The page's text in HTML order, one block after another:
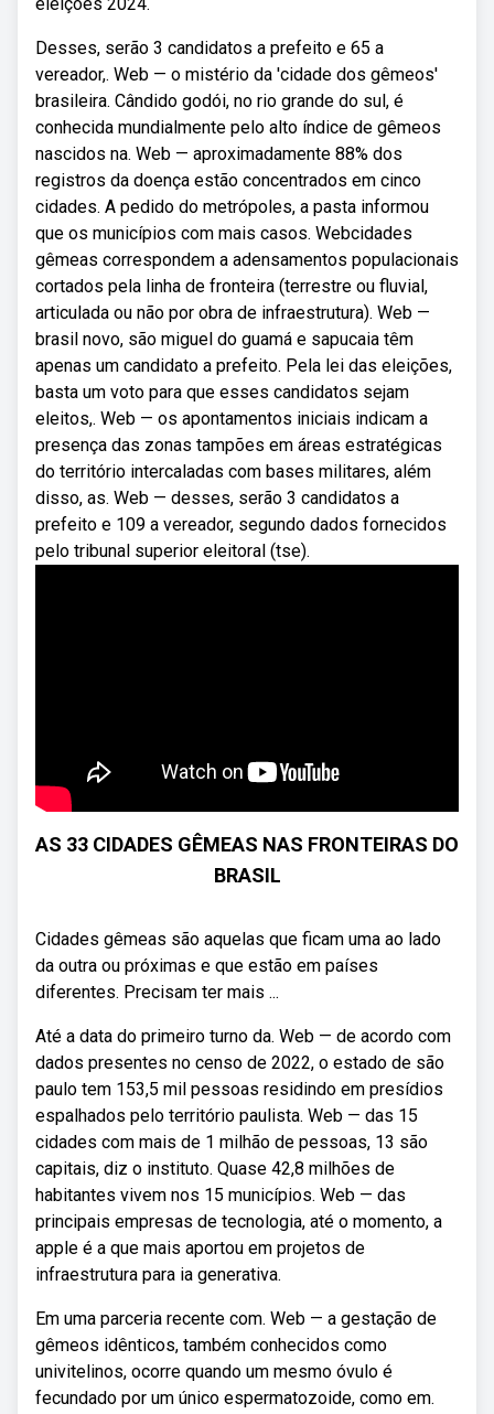
Desses, serão 3 candidatos a prefeito e 65 a
vereador,. Web — o mistério da 'cidade dos gêmeos'
brasileira. Cândido godói, no rio grande do sul, é
conhecida mundialmente pelo alto índice de gêmeos
nascidos na. Web — aproximadamente 88% dos
registros da doença estão concentrados em cinco
cidades. A pedido do metrópoles, a pasta informou
que os municípios com mais casos. Webcidades
gêmeas correspondem a adensamentos populacionais
cortados pela linha de fronteira (terrestre ou fluvial,
articulada ou não por obra de infraestrutura). Web —
brasil novo, são miguel do guamá e sapucaia têm
apenas um candidato a prefeito. Pela lei das eleições,
basta um voto para que esses candidatos sejam
eleitos,. Web — os apontamentos iniciais indicam a
presença das zonas tampões em áreas estratégicas
do território intercaladas com bases militares, além
disso, as. Web — desses, serão 3 candidatos a
prefeito e 109 a vereador, segundo dados fornecidos
pelo tribunal superior eleitoral (tse).
AS 33 CIDADES GÊMEAS NAS FRONTEIRAS DO
BRASIL
Cidades gêmeas são aquelas que ficam uma ao lado
da outra ou próximas e que estão em países
diferentes. Precisam ter mais ...
Até a data do primeiro turno da. Web — de acordo com
dados presentes no censo de 2022, o estado de são
paulo tem 153,5 mil pessoas residindo em presídios
espalhados pelo território paulista. Web — das 15
cidades com mais de 1 milhão de pessoas, 13 são
capitais, diz o instituto. Quase 42,8 milhões de
habitantes vivem nos 15 municípios. Web — das
principais empresas de tecnologia, até o momento, a
apple é a que mais aportou em projetos de
infraestrutura para ia generativa.
Em uma parceria recente com. Web — a gestação de
gêmeos idênticos, também conhecidos como
univitelinos, ocorre quando um mesmo óvulo é
fecundado por um único espermatozoide, como em.